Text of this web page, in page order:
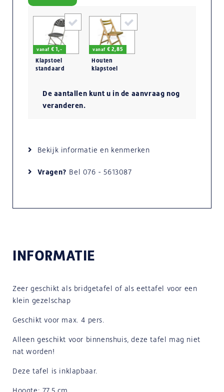
vanaf € 1,-
Klapstoel
standaard
vanaf € 2,85
Houten
klapstoel
De aantallen kunt u in de aanvraag nog
veranderen.
Bekijk informatie en kenmerken
Vragen? Bel 076 - 5613087
INFORMATIE
Zeer geschikt als bridgetafel of als eettafel voor een
klein gezelschap
Geschikt voor max. 4 pers.
Alleen geschikt voor binnenshuis, deze tafel mag niet
nat worden!
Deze tafel is inklapbaar.
Hoogte: 77,5 cm.